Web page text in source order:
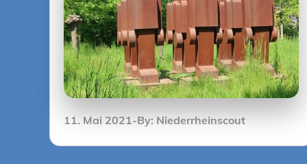
Posted
11. Mai 2021 By: Niederrheinscout